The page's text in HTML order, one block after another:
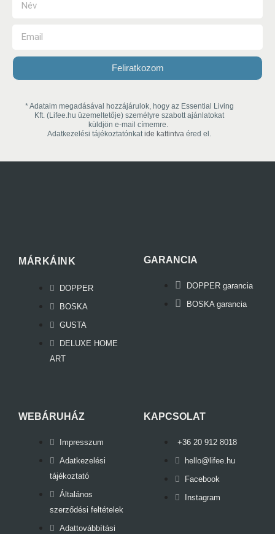
Feliratkozom
* Adataim megadásával hozzájárulok, hogy az Essential Living
Kft. (Lifee.hu üzemeltetője) személyre szabott ajánlatokat
küldjön e-mail címemre.
Adatkezelési tájékoztatónkatide kattintva éred el.
MÁRKÁINK
DOPPER
BOSKA
GUSTA
DELUXE HOME
ART
GARANCIA
DOPPER garancia
BOSKA garancia
WEBÁRUHÁZ
Impresszum
Adatkezelési
tájékoztató
Általános
szerződési feltételek
Adattovábbítási
KAPCSOLAT
+36 20 912 8018
hello@lifee.hu
Facebook
Instagram